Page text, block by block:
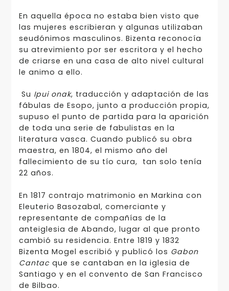
En aquella época no estaba bien visto que
las mujeres escribieran y algunas utilizaban
seudónimos masculinos. Bizenta reconocía
su atrevimiento por ser escritora y el hecho
de criarse en una casa de alto nivel cultural
le animo a ello.
Su Ipui onak, traducción y adaptación de las
fábulas de Esopo, junto a producción propia,
supuso el punto de partida para la aparición
de toda una serie de fabulistas en la
literatura vasca. Cuando publicó su obra
maestra, en 1804, el mismo año del
fallecimiento de su tío cura, tan solo tenía
22 años.
En 1817 contrajo matrimonio en Markina con
Eleuterio Basozabal, comerciante y
representante de compañías de la
anteiglesia de Abando, lugar al que pronto
cambió su residencia. Entre 1819 y 1832
Bizenta Mogel escribió y publicó los Gabon
Cantacque se cantaban en la iglesia de
Santiago y en el convento de San Francisco
de Bilbao.